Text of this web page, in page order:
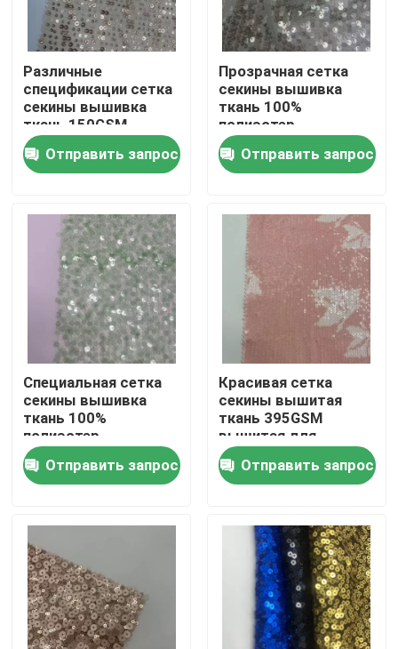
Дома
Контакты
Продукция
видео
Французская ткань Терри
Ткань вискозы белья
Приполюсная ткань ватки
Мягкая ткань раковины
Ткань для вышивки из хлопка
Различные
спецификации сетка
секины вышивка
ткань 150GSM
вышивка для
женщин платья
Отправить запрос
Прозрачная сетка
секины вышивка
ткань 100%
полиэстер
уникальный для
женщин вечеринки
платья
Отправить запрос
Специальная сетка
секины вышивка
ткань 100%
полиэстер
Прозрачный зеленый
уникальный для
женщин вечеринки
Отправить запрос
Красивая сетка
секины вышитая
ткань 395GSM
вышитая для
вечеринки платья
Отправить запрос